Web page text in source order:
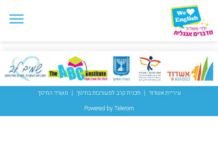
עיריית אשדוד תכנית קרב למעורבות בחינוך
משרד החינוך
Powered by Telerom